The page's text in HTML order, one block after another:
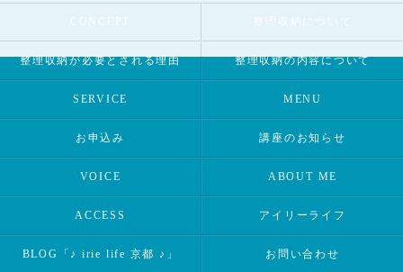
CONCEPT 整理収納について
整理収納が必要とされる理由 整理収納の内容について
SERVICE MENU
お申込み 講座のお知らせ
VOICE ABOUT ME
ACCESS アイリーライフ
BLOG「♪ irie life 京都 ♪」 お問い合わせ